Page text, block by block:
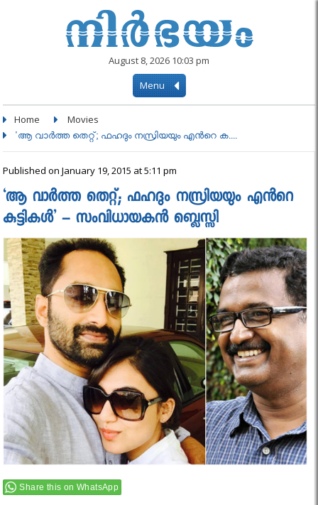
August 8, 2026 10:03 pm
Menu
Home Movies
'ആ വാർത്ത തെറ്റ്; ഫഹദും നസ്രിയയും എൻറെ ക....
Published on January 19, 2015 at 5:11 pm
‘ആ വാർത്ത തെറ്റ്; ഫഹദും നസ്രിയയും എൻറെ
കുട്ടികൾ’ – സംവിധായകൻ ബ്ലെസ്സി
Share this on WhatsApp